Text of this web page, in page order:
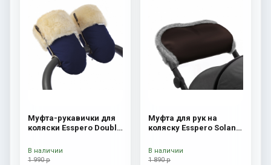
Муфта-рукавички для
коляски Esspero Double
Navy
1 990 р
В наличии
Муфта для рук на
коляску Esspero Solana
Brown
1 890 р
В наличии